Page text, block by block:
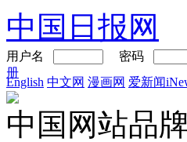
中国日报网
用户名 密码
册
English 中文网 漫画网 爱新闻
中国网站品